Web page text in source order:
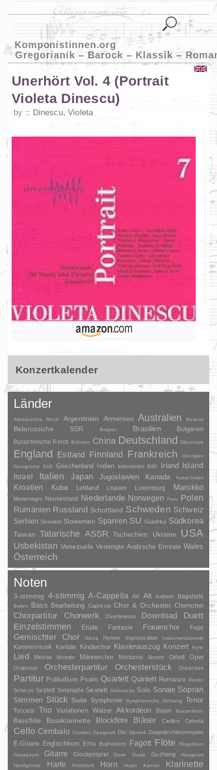
Komponistinnen.org
Gregorianik – Barock – Klassik –
Unerhört Vol. 4 (Portrait
Violeta Dinescu)
by Dinescu, Violeta
Konzertkalender
Länder
Akkadisches Reich Argentinien Armenien Australien Belarus
Belarussiche SSR Belgien Brasilien Bulgarien
Byzantinische Reich Böhmen China Deutschland Dänemark
England Estland Finnland Frankreich
Georgien
Georgische SSR
Griechenland Indien Indonesien Iran Irland
Island
Israel
Italien Japan Jugoslawien Kanada Kasachstan
Kroatien Kuba Lettland Litauen Luxemburg Marokko
Montenegro Neuseeland Niederlande Norwegen Peru
Polen
Rumänien Russland Schottland Schweden Schweiz
Serbien Slowakei Slowenien Spanien SU Südafrika Südkorea
Taiwan Tatarische ASSR Tschechien Ukraine USA
Usbekistan Venezuela Vereinigte Arabische Emirate Wales
Österreich
Noten
3-stimmig 4-stimmig A-Cappella Air Alt Anthem Bagatelle
Ballett Bass Bearbeitung Capriccio Chor & Orchester Chornoten
Chorpartitur Chorwerk Divertimento Download
Duett
Einzelstimmen
Etüde Fantasie Frauenchor Fuge
Gemischter Chor Gloria Hymne Improvisation Instrumentalmusik
Kammermusik Kantate Kinderchor Klavierauszug Konzert Kyrie
Lied Messe Motette Männerchor Nocturne Nonett Oktett Oper
Oratorium Orchesterpartitur Orchesterstück Ouvertüre
Partitur Präludium Psalm Quartett Quintett Romanze Rondo
Scherzo Septett Serenade Sextett Sinfonietta Solo Sonate Sopran
Stimmen Stück Suite Symphonie Symphonische Dichtung Tenor
Toccata Trio Variationen Walzer Akkordeon Bajan Bassetthorn
Bassflöte Bassklarinette Blockflöte Bläser Carillon Celesta
Cello Cembalo Crotales Daegeum Dizi Djembé Doppeltrichtertrompete
E-Gitarre Englischhorn Erhu Euphonium Fagott Flöte
Flügelhorn
Gayageum
Gitarre Glockenspiel Guan Guqin Guzheng
Haegeum
Handglocke
Harfe Holzblock Horn Huqin Kannel Klarinette